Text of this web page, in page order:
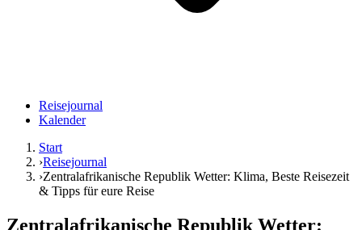
Reisejournal
Kalender
Start
›Reisejournal
›Zentralafrikanische Republik Wetter: Klima, Beste Reisezeit
& Tipps für eure Reise
Zentralafrikanische Republik Wetter: